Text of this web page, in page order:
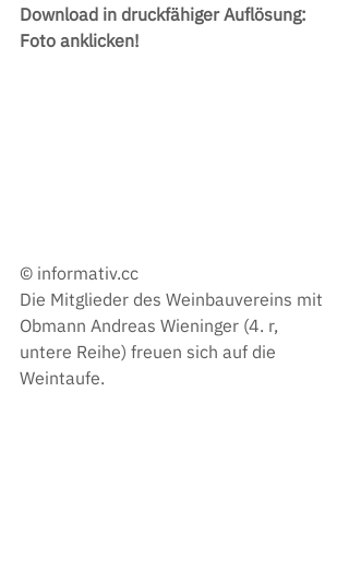
Download in druckfähiger Auflösung:
Foto anklicken!
© informativ.cc
Die Mitglieder des Weinbauvereins mit
Obmann Andreas Wieninger (4. r,
untere Reihe) freuen sich auf die
Weintaufe.